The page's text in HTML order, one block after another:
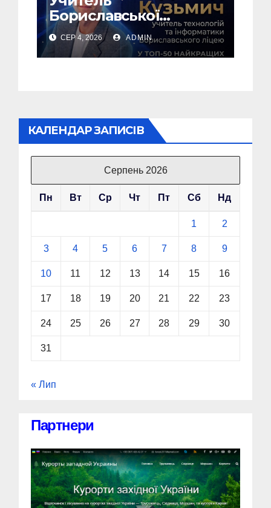
Бориславської
громади – у ТОП-50
найкращих педагогів
України!
СЕР 4, 2026 ADMIN
КАЛЕНДАР ЗАПИСІВ
Серпень 2026
Пн Вт Ср Чт Пт Сб Нд
1 2
3 4 5 6 7 8 9
10 11 12 13 14 15 16
17 18 19 20 21 22 23
24 25 26 27 28 29 30
31
« Лип
Партнери